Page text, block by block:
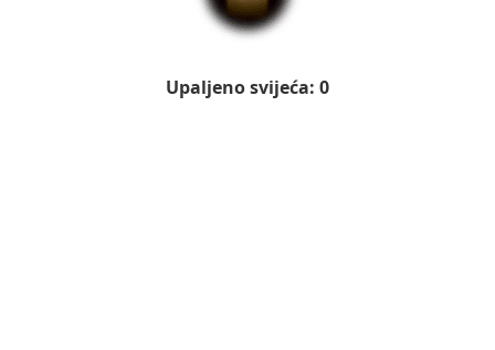
Upaljeno svijeća: 0